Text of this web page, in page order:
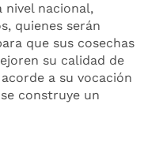
nivel nacional,
quienes serán
que sus cosechas
su calidad de
a su vocación
construye un